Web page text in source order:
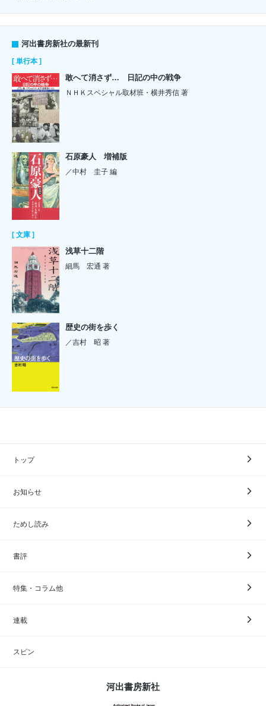
河出書房新社の最新刊
[ 単行本 ]
敢へて消さず… 日記の中の戦争
ＮＨＫスペシャル取材班・横井秀信 著
石原豪人 増補版
／中村 圭子 編
[ 文庫 ]
浅草十二階
細馬 宏通 著
歴史の街を歩く
／吉村 昭 著
トップ
お知らせ
ためし読み
書評
特集・コラム他
連載
スピン
河出書房新社